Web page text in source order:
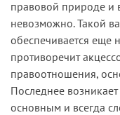
правовой природе и
невозможно. Такой
обеспечивается еще
противоречит
правоотношения,
Последнее
основным и всегда